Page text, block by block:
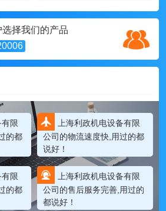
选择我们的产品
有限
的都
上海利政机电设备有限
公司的物流速度快,用过的都
说好！
有限
的都
上海利政机电设备有限
公司的售后服务完善,用过的
都说好！